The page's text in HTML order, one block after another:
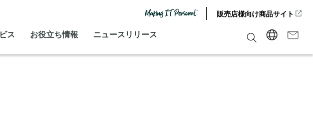
販売店様向け商品サイト
ス お役立ち情報 ニュースリリース